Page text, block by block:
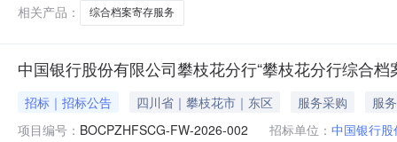
相关产品：
综合档案寄存服务
中国银行股份有限公司攀枝花分行“攀枝花分行综合
招标｜招标公告 四川省｜攀枝花市｜东区 服务采购
服务
项目编号： BOCPZHFSCG-FW-2026-002 招标单位： 中国银行